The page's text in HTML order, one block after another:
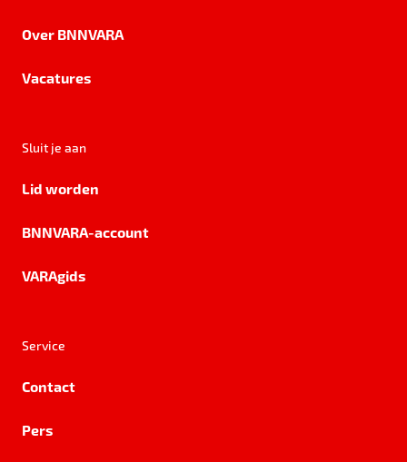
Over BNNVARA
Vacatures
Sluit je aan
Lid worden
BNNVARA-account
VARAgids
Service
Contact
Pers